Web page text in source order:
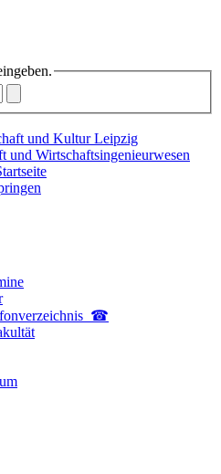
und Kultur Leipzig
und Wirtschaftsingenieurwesen
☎